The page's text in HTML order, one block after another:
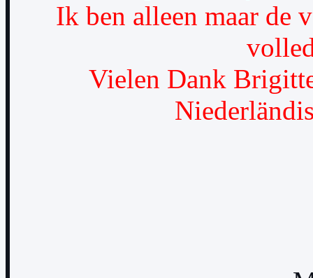
Ik ben alleen maar de
Vielen Dank